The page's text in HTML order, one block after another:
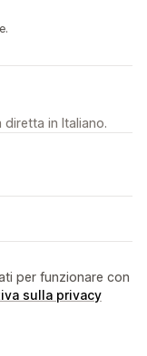
in Italiano.
per funzionare con
sulla privacy